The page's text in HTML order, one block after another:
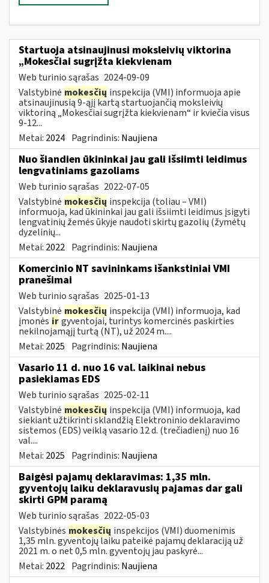
Startuoja atsinaujinusi moksleivių viktorina
„Mokesčiai sugrįžta kiekvienam
Web turinio sąrašas 2024-09-09
Valstybinė mokesčių inspekcija (VMI) informuoja apie
atsinaujinusią 9-ąjį kartą startuojančią moksleivių
viktoriną „Mokesčiai sugrįžta kiekvienam“ ir kviečia visus
9-12...
Metai: 2024 Pagrindinis: Naujiena
Nuo šiandien ūkininkai jau gali išsiimti leidimus
lengvatiniams gazoliams
Web turinio sąrašas 2022-07-05
Valstybinė mokesčių inspekcija (toliau – VMI)
informuoja, kad ūkininkai jau gali išsiimti leidimus įsigyti
lengvatinių žemės ūkyje naudoti skirtų gazolių (žymėtų
dyzelinių...
Metai: 2022 Pagrindinis: Naujiena
Komercinio NT savininkams išankstiniai VMI
pranešimai
Web turinio sąrašas 2025-01-13
Valstybinė mokesčių inspekcija (VMI) informuoja, kad
įmonės irgyventojai, turintys komercinės paskirties
nekilnojamąjį turtą (NT), už 2024 m....
Metai: 2025 Pagrindinis: Naujiena
Vasario 11 d. nuo 16 val. laikinai nebus
pasiekiamas EDS
Web turinio sąrašas 2025-02-11
Valstybinė mokesčių inspekcija (VMI) informuoja, kad
siekiant užtikrinti sklandžią Elektroninio deklaravimo
sistemos (EDS) veiklą vasario 12 d. (trečiadienį) nuo 16
val....
Metai: 2025 Pagrindinis: Naujiena
Baigėsi pajamų deklaravimas: 1,35 mln.
gyventojų laiku deklaravusių pajamas dar gali
skirti GPM paramą
Web turinio sąrašas 2022-05-03
Valstybinės mokesčių inspekcijos (VMI) duomenimis
1,35 mln. gyventojų laiku pateikė pajamų deklaraciją už
2021 m. o net 0,5 mln. gyventojų jau paskyrė...
Metai: 2022 Pagrindinis: Naujiena